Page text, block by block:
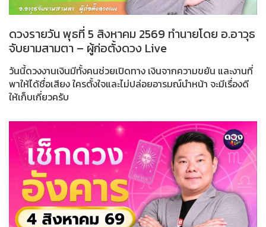
ดวงรายวัน พุธที่ 5 สิงหาคม 2569 ทำนายโดย อ.อาวุธ
จับยามสามตา – ผู้ก่อตั้งดวง Live
วันนี้ดวงงานเงินมีทั้งคนช่วยเปิดทาง เงินจากความขยัน และงานที่
พาให้ได้ชื่อเสียง ใครตั้งใจและไม่ปล่อยอารมณ์นำหน้า จะมีเรื่องดี
ให้เก็บเกี่ยวครับ